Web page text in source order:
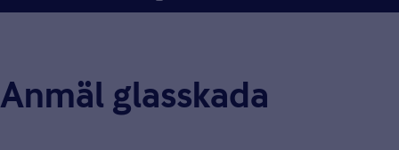
Anmäl glasskada